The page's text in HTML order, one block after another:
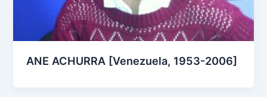
ANE ACHURRA [Venezuela, 1953-2006]